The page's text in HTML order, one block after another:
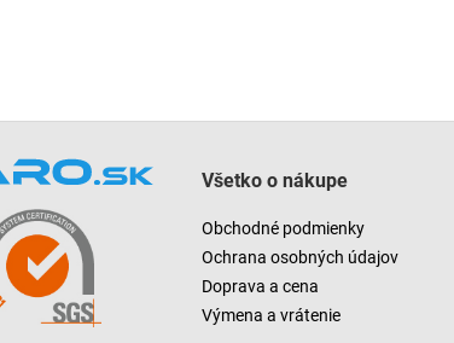
Všetko o nákupe
Obchodné podmienky
Ochrana osobných údajov
Doprava a cena
Výmena a vrátenie